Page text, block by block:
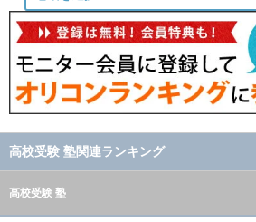
高校受験 塾関連ランキング
高校受験 塾